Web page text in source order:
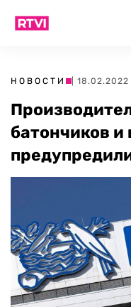
НОВОСТИ |
батончиков и